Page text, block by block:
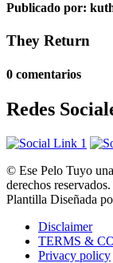
Publicado por:
They Return
0 comentarios
Redes
© Ese Pelo Tuyo
derechos
Plantilla Diseñada
Disclaimer
TERMS &
Privacy policy